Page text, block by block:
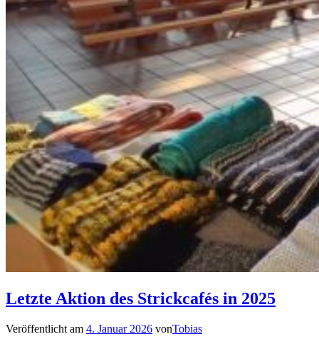
Letzte Aktion des Strickcafés in 2025
Veröffentlicht am 4. Januar 2026 vonTobias